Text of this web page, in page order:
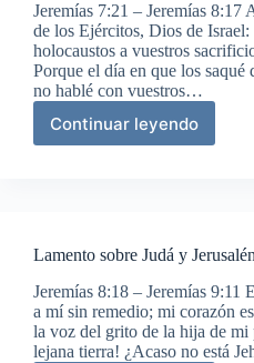
Jeremías 7:21 – Jeremías 8:17
de los Ejércitos, Dios de
holocaustos a vuestros
Porque el día en que los saqué
no hablé con vuestros…
Continuar leyendo
Castigo
Lamento sobre Judá y
Jeremías 8:18 – Jeremías 9:11
a mí sin remedio; mi corazón
la voz del grito de la hija de mi
lejana tierra! ¿Acaso no está